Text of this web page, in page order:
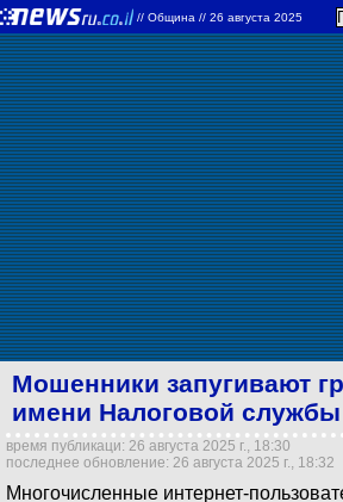
// Община // 26 августа 2025
Мошенники запугивают
имени Налоговой
время публикаци: 26 августа 2025 г., 18:30
последнее обновление: 26 августа 2025 г., 18:32
Многочисленные интернет-